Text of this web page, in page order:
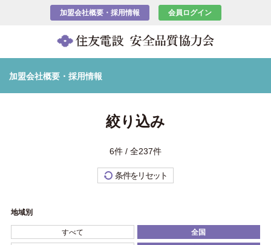
加盟会社概要・採用情報 会員ログイン
加盟会社概要・採用情報
絞り込み
6件 / 全237件
条件をリセット
地域別
すべて 全国